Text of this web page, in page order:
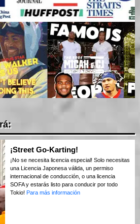
¡Street Go-Karting!
¡No se necesita licencia especial! Solo necesitas
una Licencia Japonesa válida, un permiso
internacional de conducción, o una licencia
SOFA y estarás listo para conducir por todo
Tokio! Para más información